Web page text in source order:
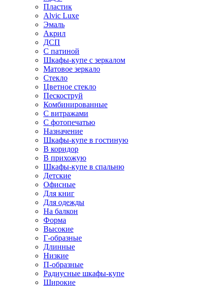
Пластик
Alvic Luxe
Эмаль
Акрил
ДСП
С патиной
Шкафы-купе с зеркалом
Матовое зеркало
Стекло
Цветное стекло
Пескоструй
Комбинированные
С витражами
С фотопечатью
Назначение
Шкафы-купе в гостиную
В коридор
В прихожую
Шкафы-купе в спальню
Детские
Офисные
Для книг
Для одежды
На балкон
Форма
Высокие
Г-образные
Длинные
Низкие
П-образные
Радиусные шкафы-купе
Широкие